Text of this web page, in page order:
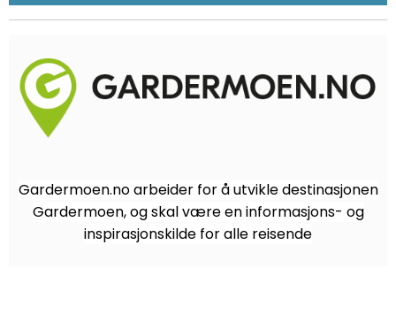
Gardermoen.no arbeider for å utvikle destinasjonen
Gardermoen, og skal være en informasjons- og
inspirasjonskilde for alle reisende